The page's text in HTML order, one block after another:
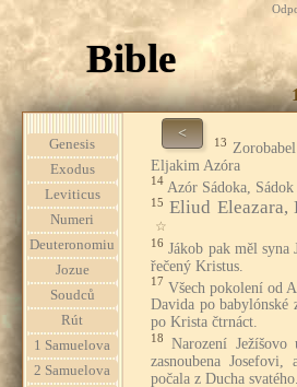
Bible
Genesis
Exodus
Leviticus
Numeri
Deuteronomiu
Jozue
Soudců
Rút
1 Samuelova
2 Samuelova
<
13
Eljakim Azóra
14 Azór Sádoka,
15 Eliud Eleazara,
☆
16 Jákob pak měl syna
řečený Kristus.
17 Všech pokolení od
Davida po babylónské
po Krista čtrnáct.
18
Narození
zasnoubena
počala z Ducha svatého.